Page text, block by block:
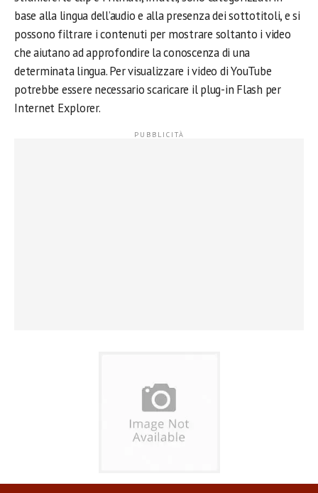
base alla lingua dell’audio e alla presenza dei sottotitoli, e si
possono filtrare i contenuti per mostrare soltanto i video
che aiutano ad approfondire la conoscenza di una
determinata lingua. Per visualizzare i video di YouTube
potrebbe essere necessario scaricare il plug-in Flash per
Internet Explorer.